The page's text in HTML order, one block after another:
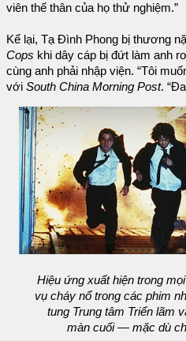
viên thế thân của họ thử nghiệm.”
Kể lại, Tạ Đình Phong bị thương
Cops khi dây cáp bị đứt làm anh
cùng anh phải nhập viện. “Tôi
với South China Morning Post.
Hiệu ứng xuất hiện trong
vụ cháy nổ trong các phim
tung Trung tâm Triển lãm
màn cuối — mặc dù